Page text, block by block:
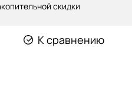
скидки
К сравнению